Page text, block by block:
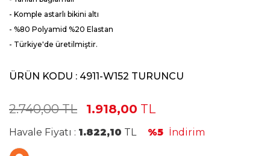
- Komple astarlı bikini altı
- %80 Polyamid %20 Elastan
- Türkiye'de üretilmiştir.
ÜRÜN KODU : 4911-W152 TURUNCU
2.740,00TL 1.918,00 TL
Havale Fiyatı : 1.822,10 TL %5 İndirim